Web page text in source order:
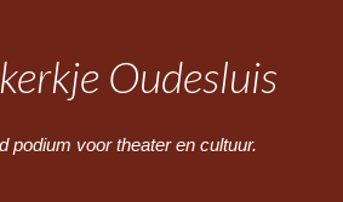
Oudesluis
podium voor theater en cultuur.